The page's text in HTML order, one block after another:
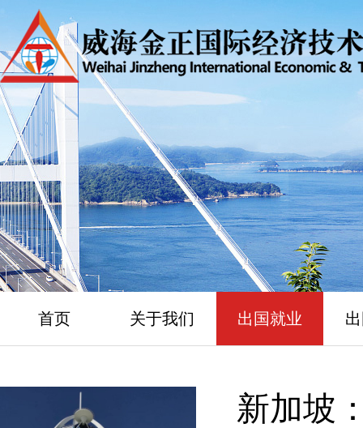
首页 关于我们 出国就业
新加坡